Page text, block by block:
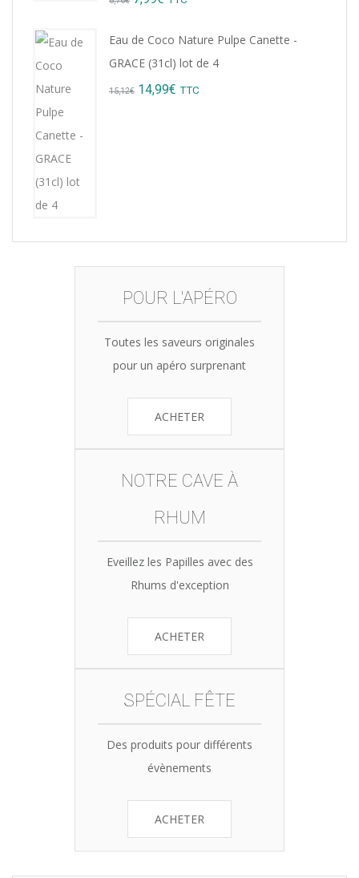
Eau de Coco Nature Pulpe Canette -
GRACE (31cl) lot de 4
15,12€ Original
14,99€ Current
TTC
POUR L'APÉRO
Toutes les saveurs originales
pour un apéro surprenant
ACHETER
NOTRE CAVE À
RHUM
Eveillez les Papilles avec des
Rhums d'exception
ACHETER
SPÉCIAL FÊTE
Des produits pour différents
évènements
ACHETER